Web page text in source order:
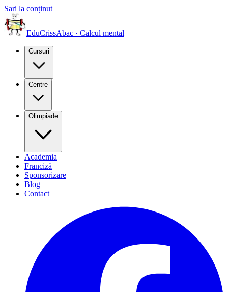
Sari la conținut
EduCrissAbac · Calcul mental
Cursuri
Centre
Olimpiade
Academia
Franciză
Sponsorizare
Blog
Contact